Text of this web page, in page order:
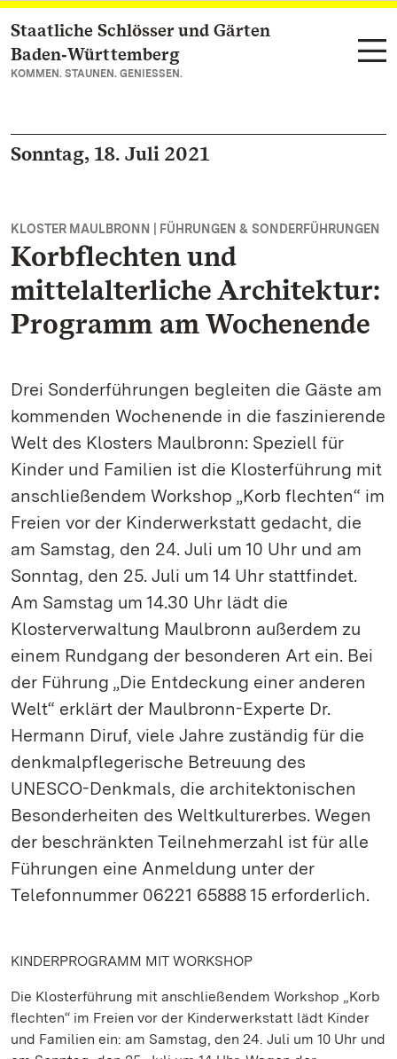
Zum Hauptinhalt springen
Staatliche Schlösser und Gärten
Baden‑Württemberg
KOMMEN. STAUNEN. GENIESSEN.
Sonntag, 18. Juli 2021
KLOSTER MAULBRONN | FÜHRUNGEN & SONDERFÜHRUNGEN
Korbflechten und
mittelalterliche Architektur:
Programm am Wochenende
Drei Sonderführungen begleiten die Gäste am
kommenden Wochenende in die faszinierende
Welt des Klosters Maulbronn: Speziell für
Kinder und Familien ist die Klosterführung mit
anschließendem Workshop „Korb flechten“ im
Freien vor der Kinderwerkstatt gedacht, die
am Samstag, den 24. Juli um 10 Uhr und am
Sonntag, den 25. Juli um 14 Uhr stattfindet.
Am Samstag um 14.30 Uhr lädt die
Klosterverwaltung Maulbronn außerdem zu
einem Rundgang der besonderen Art ein. Bei
der Führung „Die Entdeckung einer anderen
Welt“ erklärt der Maulbronn-Experte Dr.
Hermann Diruf, viele Jahre zuständig für die
denkmalpflegerische Betreuung des
UNESCO-Denkmals, die architektonischen
Besonderheiten des Weltkulturerbes. Wegen
der beschränkten Teilnehmerzahl ist für alle
Führungen eine Anmeldung unter der
Telefonnummer 06221 65888 15 erforderlich.
KINDERPROGRAMM MIT WORKSHOP
Die Klosterführung mit anschließendem Workshop „Korb
flechten“ im Freien vor der Kinderwerkstatt lädt Kinder
und Familien ein: am Samstag, den 24. Juli um 10 Uhr und